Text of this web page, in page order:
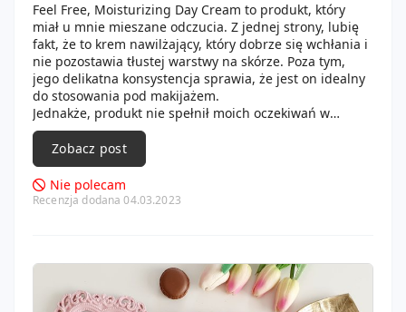
Feel Free, Moisturizing Day Cream to produkt, który
miał u mnie mieszane odczucia. Z jednej strony, lubię
fakt, że to krem nawilżający, który dobrze się wchłania i
nie pozostawia tłustej warstwy na skórze. Poza tym,
jego delikatna konsystencja sprawia, że jest on idealny
do stosowania pod makijażem.
Jednakże, produkt nie spełnił moich oczekiwań w
zakresie nawilżenia skóry. Po dłuższym czasie
stosowania, moja skóra nadal była przesuszona, co było
dla mnie dużym rozczarowaniem. Ponadto, nie
podobało mi się to, że krem ma dość intensywny
zapach, który niekoniecznie był dla mnie przyjemny.
być odpowiedni dla osób o normalnej skórze, ale nie
poleciłabym go tym, którzy mają skłonność do
przesuszania tak jak ja.
Zobacz post
Nie polecam
Recenzja dodana 04.03.2023